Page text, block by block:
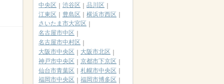
中央区
渋谷区
品川区
江東区
豊島区
横浜市西区
さいたま市大宮区
名古屋市中区
名古屋市中村区
大阪市中央区
大阪市北区
神戸市中央区
京都市下京区
仙台市青葉区
札幌市中央区
福岡市中央区
福岡市博多区